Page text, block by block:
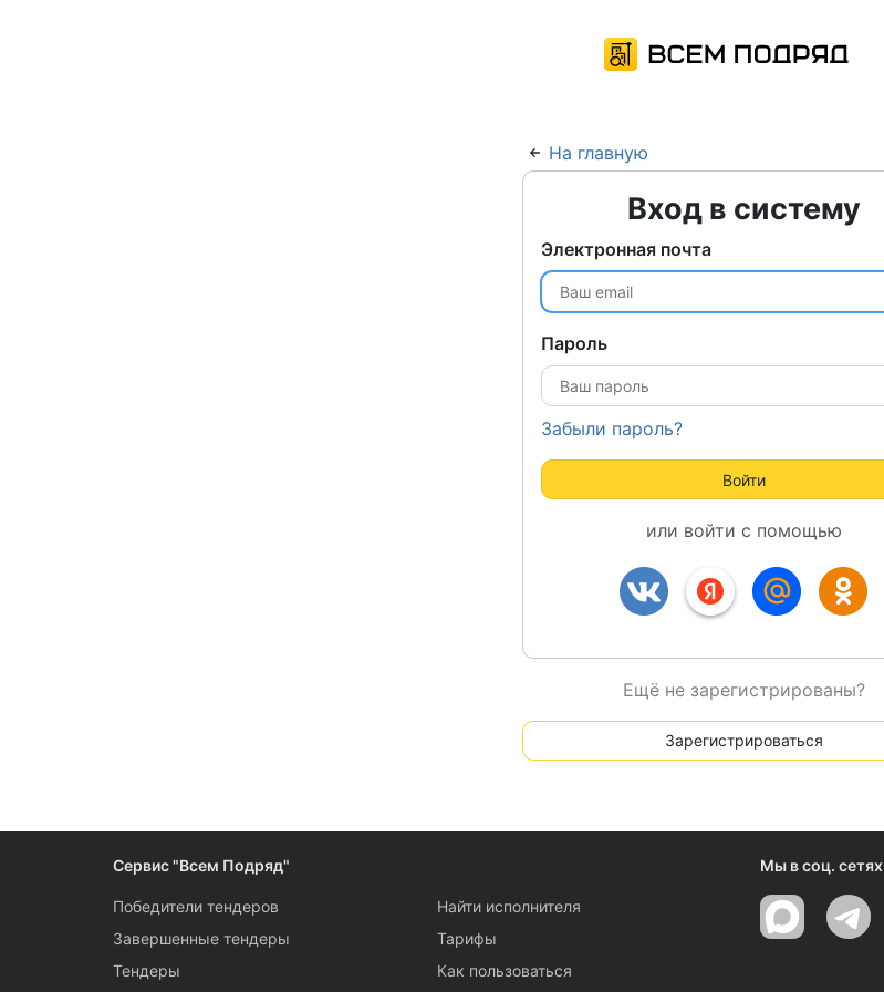
На главную
Вход в систему
Электронная почта
Пароль
Забыли пароль?
Войти
или войти с помощью
Ещё не зарегистрированы?
Зарегистрироваться
Сервис "Всем Подряд"
Победители тендеров
Завершенные тендеры
Тендеры
Найти исполнителя
Тарифы
Как пользоваться
Мы в соц. сетях